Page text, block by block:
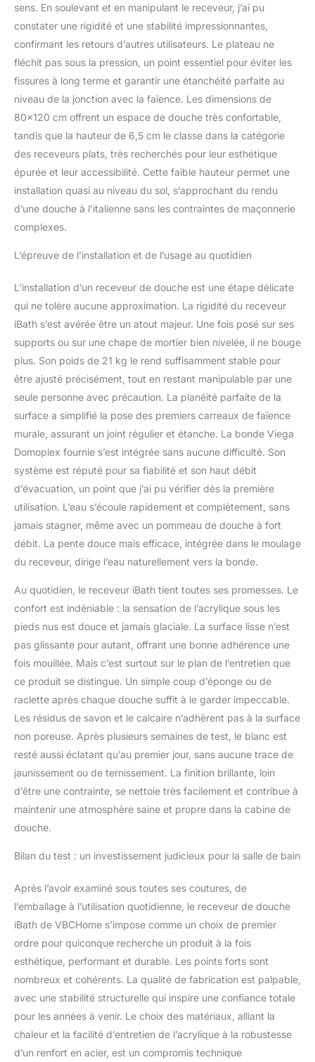
sens. En soulevant et en manipulant le receveur, j’ai pu
constater une rigidité et une stabilité impressionnantes,
confirmant les retours d’autres utilisateurs. Le plateau ne
fléchit pas sous la pression, un point essentiel pour éviter les
fissures à long terme et garantir une étanchéité parfaite au
niveau de la jonction avec la faïence. Les dimensions de
80×120 cm offrent un espace de douche très confortable,
tandis que la hauteur de 6,5 cm le classe dans la catégorie
des receveurs plats, très recherchés pour leur esthétique
épurée et leur accessibilité. Cette faible hauteur permet une
installation quasi au niveau du sol, s’approchant du rendu
d’une douche à l’italienne sans les contraintes de maçonnerie
complexes.
L’épreuve de l’installation et de l’usage au quotidien
L’installation d’un receveur de douche est une étape délicate
qui ne tolère aucune approximation. La rigidité du receveur
iBath s’est avérée être un atout majeur. Une fois posé sur ses
supports ou sur une chape de mortier bien nivelée, il ne bouge
plus. Son poids de 21 kg le rend suffisamment stable pour
être ajusté précisément, tout en restant manipulable par une
seule personne avec précaution. La planéité parfaite de la
surface a simplifié la pose des premiers carreaux de faïence
murale, assurant un joint régulier et étanche. La bonde Viega
Domoplex fournie s’est intégrée sans aucune difficulté. Son
système est réputé pour sa fiabilité et son haut débit
d’évacuation, un point que j’ai pu vérifier dès la première
utilisation. L’eau s’écoule rapidement et complètement, sans
jamais stagner, même avec un pommeau de douche à fort
débit. La pente douce mais efficace, intégrée dans le moulage
du receveur, dirige l’eau naturellement vers la bonde.
Au quotidien, le receveur iBath tient toutes ses promesses. Le
confort est indéniable : la sensation de l’acrylique sous les
pieds nus est douce et jamais glaciale. La surface lisse n’est
pas glissante pour autant, offrant une bonne adhérence une
fois mouillée. Mais c’est surtout sur le plan de l’entretien que
ce produit se distingue. Un simple coup d’éponge ou de
raclette après chaque douche suffit à le garder impeccable.
Les résidus de savon et le calcaire n’adhèrent pas à la surface
non poreuse. Après plusieurs semaines de test, le blanc est
resté aussi éclatant qu’au premier jour, sans aucune trace de
jaunissement ou de ternissement. La finition brillante, loin
d’être une contrainte, se nettoie très facilement et contribue à
maintenir une atmosphère saine et propre dans la cabine de
douche.
Bilan du test : un investissement judicieux pour la salle de bain
Après l’avoir examiné sous toutes ses coutures, de
l’emballage à l’utilisation quotidienne, le receveur de douche
iBath de VBCHome s’impose comme un choix de premier
ordre pour quiconque recherche un produit à la fois
esthétique, performant et durable. Les points forts sont
nombreux et cohérents. La qualité de fabrication est palpable,
avec une stabilité structurelle qui inspire une confiance totale
pour les années à venir. Le choix des matériaux, alliant la
chaleur et la facilité d’entretien de l’acrylique à la robustesse
d’un renfort en acier, est un compromis technique